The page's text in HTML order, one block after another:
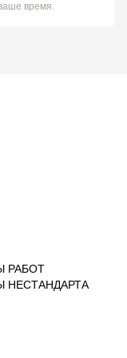
время.
РАБОТ
НЕСТАНДАРТА